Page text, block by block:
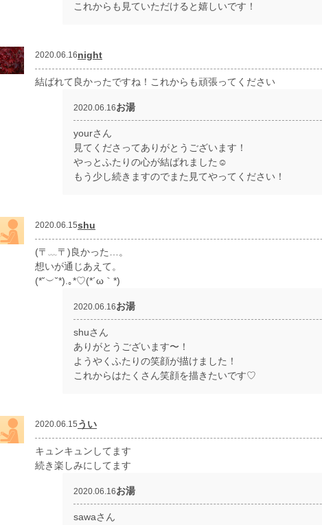
これからも見ていただけると嬉しいです！
2020.06.16night
結ばれて良かったですね！これからも頑張ってください
2020.06.16お湯
yourさん
見てくださってありがとうございます！
やっとふたりの心が結ばれました☺️
もう少し続きますのでまた見てやってください！
2020.06.15shu
(〒﹏〒)良かった…。
想いが通じあえて。
(*˘︶˘*).｡*♡(*´ω｀*)
2020.06.16お湯
shuさん
ありがとうございます〜！
ようやくふたりの笑顔が描けました！
これからはたくさん笑顔を描きたいです♡
2020.06.15 うい
キュンキュンしてます
続き楽しみにしてます
2020.06.16お湯
sawaさん